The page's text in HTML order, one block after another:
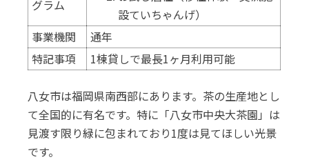
グラム
設ていちゃんげ）
事業機関
通年
特記事項
1棟貸しで最長1ヶ月利用可能
八女市は福岡県南西部にあります。茶の生産地とし
て全国的に有名です。特に「八女市中央大茶園」は
見渡す限り緑に包まれており1度は見てほしい光景
です。